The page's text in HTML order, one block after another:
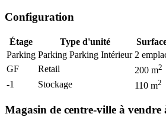
Configuration
Étage Type d'unité
Parking Parking Parking Intérieur 2
GF
Retail 200 m2
-1 Stockage 110 m2
Magasin de centre-ville à